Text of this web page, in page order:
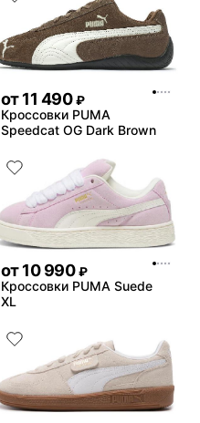
от11 490 ₽
Кроссовки PUMA
Speedcat OG Dark Brown
от10 990 ₽
Кроссовки PUMA Suede
XL